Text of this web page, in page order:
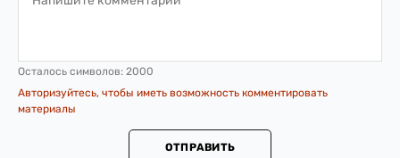
Осталось символов: 2000
Авторизуйтесь, чтобы иметь возможность комментировать
материалы
ОТПРАВИТЬ